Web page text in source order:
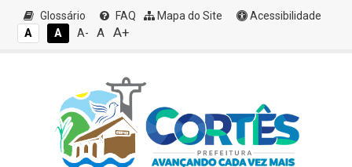
Glossário FAQ Mapa do Site
Acessibilidade
A
A A- A A+